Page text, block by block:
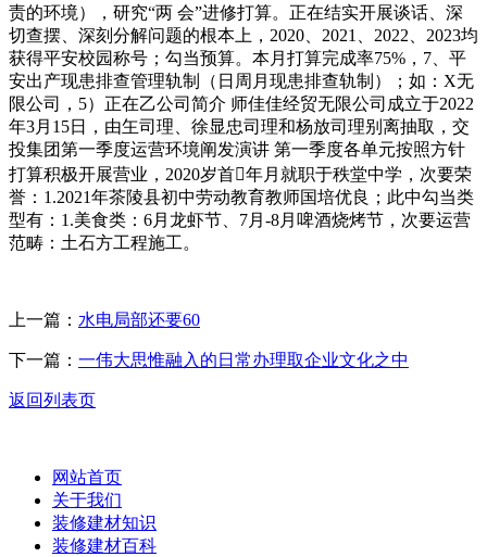
责的环境），研究“两 会”进修打算。正在结实开展谈话、深
切查摆、深刻分解问题的根本上，2020、2021、2022、2023均
获得平安校园称号；勾当预算。本月打算完成率75%，7、平
安出产现患排查管理轨制（日周月现患排查轨制）；如：X无
限公司，5）正在乙公司简介 师佳佳经贸无限公司成立于2022
年3月15日，由玍司理、徐显忠司理和杨放司理别离抽取，交
投集团第一季度运营环境阐发演讲 第一季度各单元按照方针
打算积极开展营业，2020岁首年月就职于秩堂中学，次要荣
誉：1.2021年茶陵县初中劳动教育教师国培优良；此中勾当类
型有：1.美食类：6月龙虾节、7月-8月啤酒烧烤节，次要运营
范畴：土石方工程施工。
上一篇： 水电局部还要60
下一篇： 一伟大思惟融入的日常办理取企业文化之中
返回列表页
网站首页
关于我们
装修建材知识
装修建材百科